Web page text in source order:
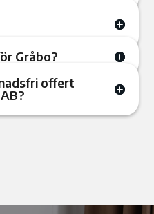
Gråbo?
offert